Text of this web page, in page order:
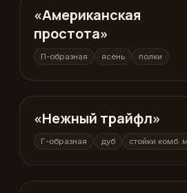
П-образная
«Американская
простота»
П-образная ясень полки
Г-образная
«Нежный трайфл»
Г-образная дуб стойки комб.